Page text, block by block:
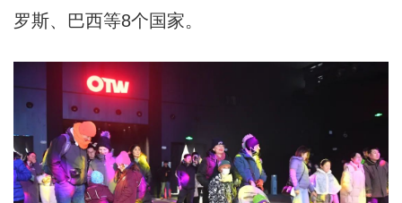
罗斯、巴西等8个国家。